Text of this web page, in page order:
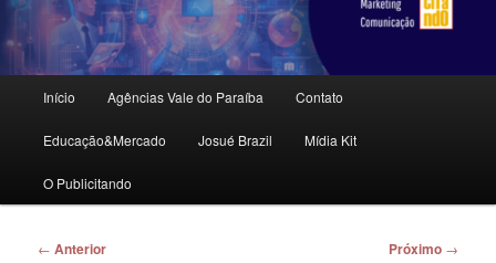
principal
Início Agências Vale do Paraíba Contato
Educação&Mercado Josué Brazil Mídia Kit
O Publicitando
Navegação
← Anterior Próximo →